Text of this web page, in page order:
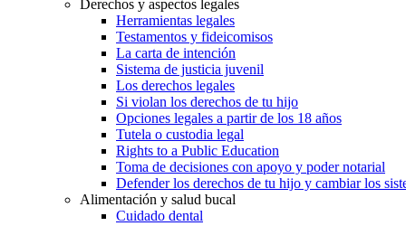
Derechos y aspectos legales
Herramientas legales
Testamentos y fideicomisos
La carta de intención
Sistema de justicia juvenil
Los derechos legales
Si violan los derechos de tu hijo
Opciones legales a partir de los 18 años
Tutela o custodia legal
Rights to a Public Education
Toma de decisiones con apoyo y poder notarial
Defender los derechos de tu hijo y cambiar los
Alimentación y salud bucal
Cuidado dental